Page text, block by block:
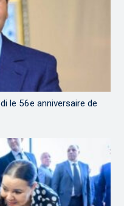
le 56e anniversaire de